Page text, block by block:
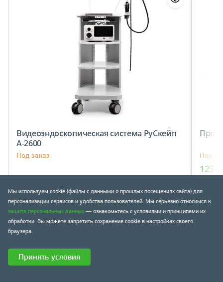
Видеоэндоскопическая система РуСкейп
A-2600
Под заказ Под
123
Наши новинки
Мы используем cookie (файлы с данными о прошлых посещениях сайта) для
персонализации сервисов и удобства пользователей. Мы серьезно относимся к
защите персональных данных— ознакомьтесь с условиями и принципами их
обработки. Вы можете запретить сохранение cookie в настройках своего
браузера.
Принять условия